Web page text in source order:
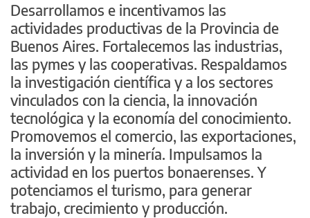
Desarrollamos e incentivamos las
actividades productivas de la Provincia de
Buenos Aires. Fortalecemos las industrias,
las pymes y las cooperativas. Respaldamos
la investigación científica y a los sectores
vinculados con la ciencia, la innovación
tecnológica y la economía del conocimiento.
Promovemos el comercio, las exportaciones,
la inversión y la minería. Impulsamos la
actividad en los puertos bonaerenses. Y
potenciamos el turismo, para generar
trabajo, crecimiento y producción.